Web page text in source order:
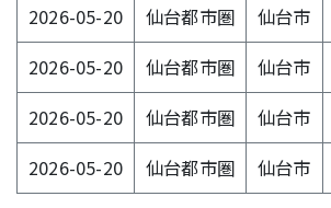
2026-05-20
仙台都市圏 仙台市
2026-05-20
仙台都市圏 仙台市
2026-05-20
仙台都市圏 仙台市
2026-05-20
仙台都市圏 仙台市